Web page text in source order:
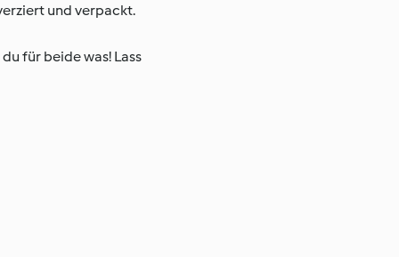
und verpackt.
für beide was! Lass